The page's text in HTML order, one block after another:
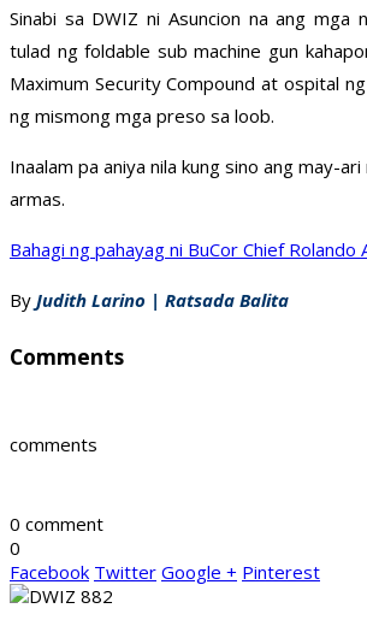
Sinabi sa DWIZ ni Asuncion na ang mga
tulad ng foldable sub machine gun
Maximum Security Compound at ospital
ng mismong mga preso sa loob.
Inaalam pa aniya nila kung sino ang may-
armas.
Bahagi ng pahayag ni BuCor Chief Rolando
By Judith Larino | Ratsada Balita
Comments
comments
0 comment
0
Facebook Twitter Google + Pinterest